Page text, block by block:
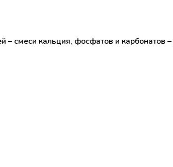
смеси кальция, фосфатов и карбонатов